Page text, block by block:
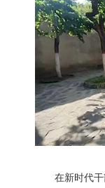
在新时代干